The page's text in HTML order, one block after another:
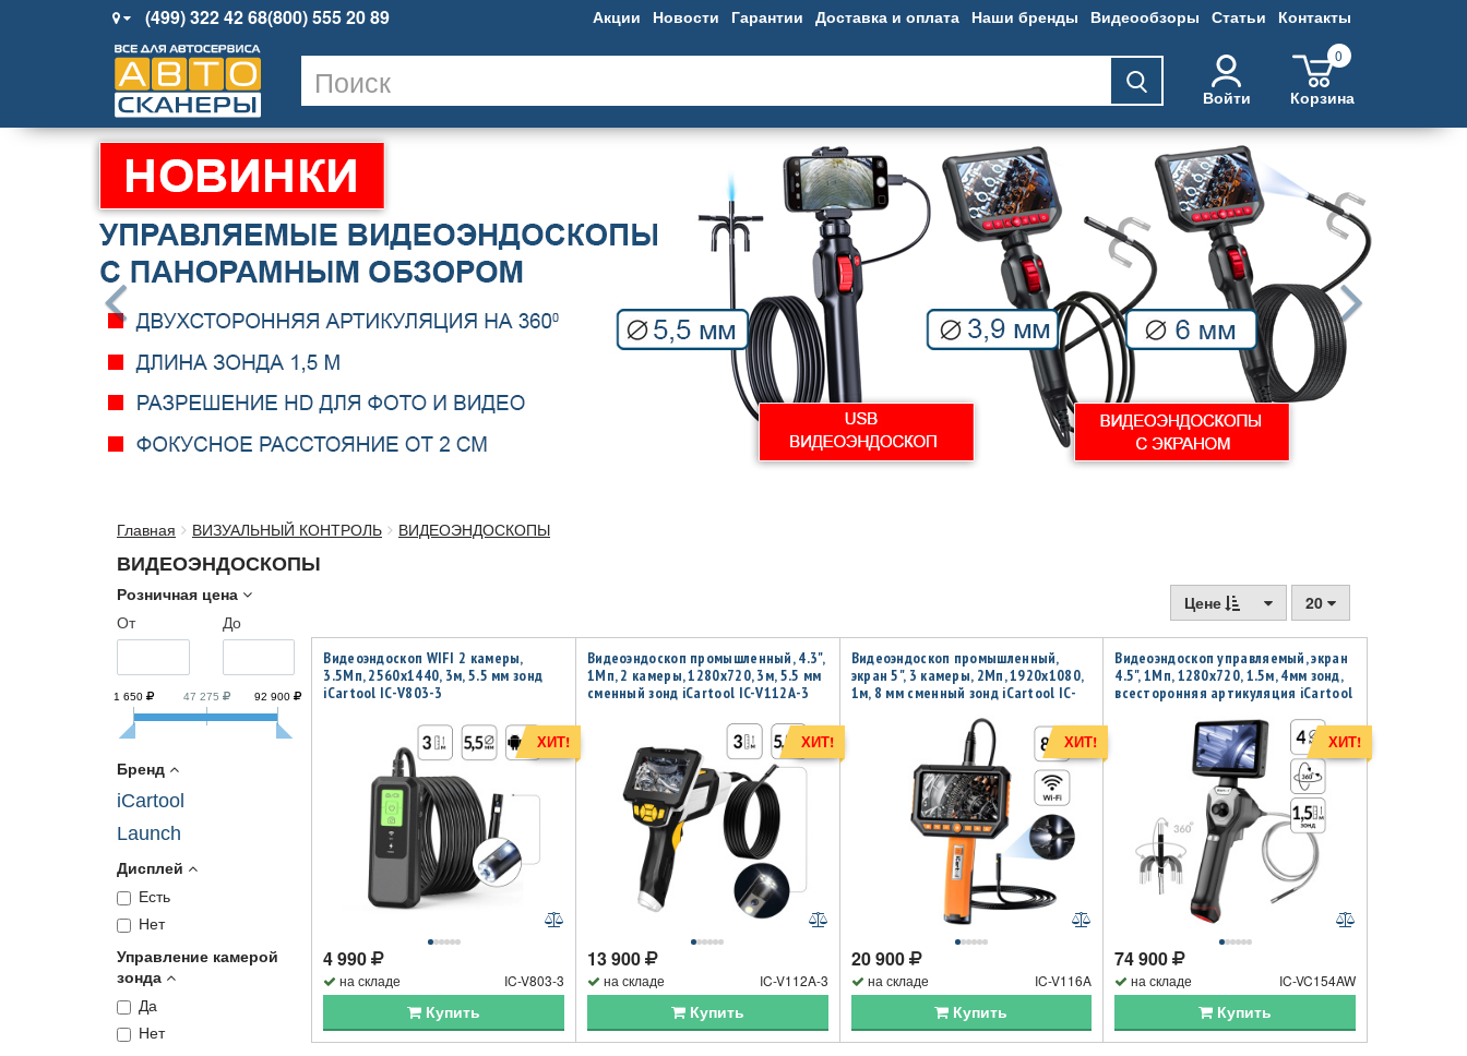
(499) 322 42 68(800) 555 20 89 Акции Новости Гарантии Доставка и оплата Наши бренды Видеообзоры Статьи Контакты
Войти
0
Корзина
Главная ВИЗУАЛЬНЫЙ КОНТРОЛЬ ВИДЕОЭНДОСКОПЫ
ВИДЕОЭНДОСКОПЫ
Розничная цена
От
До
1 650 47 275 92 900
Бренд
iCartool
Launch
Дисплей
Есть
Нет
Управление камерой
зонда
Да
Нет
Цене 20
Видеоэндоскоп WIFI 2 камеры,
3.5Мп, 2560x1440, 3м, 5.5 мм зонд
iCartool IC-V803-3
4 990
на складе IC-V803-3
Купить
ХИТ!
Видеоэндоскоп промышленный, 4.3",
1Мп, 2 камеры, 1280х720, 3м, 5.5 мм
сменный зонд iCartool IC-V112A-3
13 900
на складе IC-V112A-3
Купить
ХИТ!
Видеоэндоскоп промышленный,
экран 5", 3 камеры, 2Мп, 1920х1080,
1м, 8 мм сменный зонд iCartool IC-
20 900
на складе IC-V116A
Купить
ХИТ!
Видеоэндоскоп управляемый, экран
4.5", 1Мп, 1280х720, 1.5м, 4мм зонд,
всесторонняя артикуляция iCartool
74 900
на складе IC-VC154AW
Купить
ХИТ!